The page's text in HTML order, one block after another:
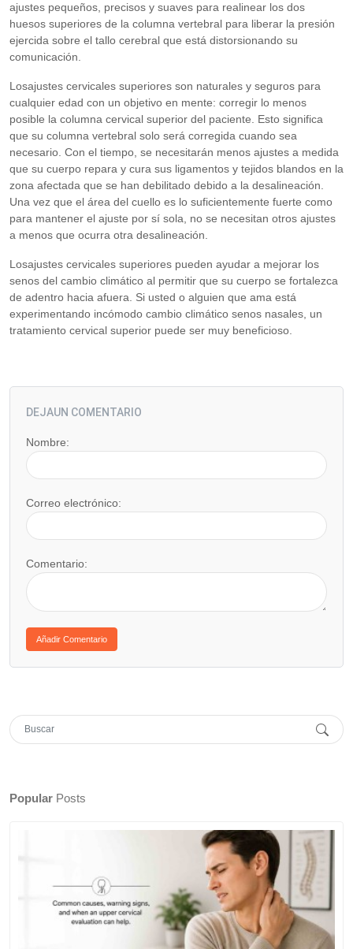
ajustes pequeños, precisos y suaves para realinear los dos
huesos superiores de la columna vertebral para liberar la presión
ejercida sobre el tallo cerebral que está distorsionando su
comunicación.
Losajustes cervicales superiores son naturales y seguros para
cualquier edad con un objetivo en mente: corregir lo menos
posible la columna cervical superior del paciente. Esto significa
que su columna vertebral solo será corregida cuando sea
necesario. Con el tiempo, se necesitarán menos ajustes a medida
que su cuerpo repara y cura sus ligamentos y tejidos blandos en la
zona afectada que se han debilitado debido a la desalineación.
Una vez que el área del cuello es lo suficientemente fuerte como
para mantener el ajuste por sí sola, no se necesitan otros ajustes
a menos que ocurra otra desalineación.
Losajustes cervicales superiores pueden ayudar a mejorar los
senos del cambio climático al permitir que su cuerpo se fortalezca
de adentro hacia afuera. Si usted o alguien que ama está
experimentando incómodo cambio climático senos nasales, un
tratamiento cervical superior puede ser muy beneficioso.
DEJAUN COMENTARIO
Nombre:
Correo electrónico:
Comentario:
Popular Posts